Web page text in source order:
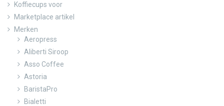
Koffiecups voor
Marketplace artikel
Merken
Aeropress
Aliberti Siroop
Asso Coffee
Astoria
BaristaPro
Bialetti